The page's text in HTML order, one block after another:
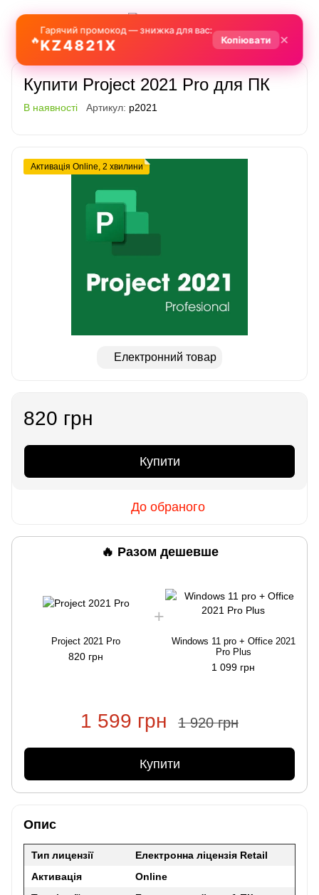
Купити Project 2021 Pro для ПК
В наявності Артикул: p2021
Активація Online, 2 хвилини
Електронний товар
820 грн
Купити
До обраного
🔥 Разом дешевше
Project 2021 Pro
820 грн
Windows 11 pro + Office 2021
Pro Plus
1 099 грн
1 599 грн 1 920 грн
Купити
Опис
Тип лицензії Електронна ліцензія Retail
Активація
Online
🔥
Гарячий промокод — знижка для вас:
KZ4821X Копіювати ✕